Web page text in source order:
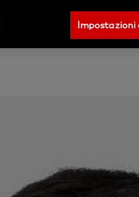
Acquista ora
Impostazioni